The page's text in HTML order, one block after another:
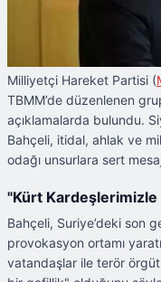
Milliyetçi Hareket Partisi (
TBMM’de düzenlenen
açıklamalarda bulundu.
Bahçeli, itidal, ahlak ve
odağı unsurlara sert
"Kürt
Bahçeli, Suriye’deki son
provokasyon ortamı
vatandaşlar ile terör